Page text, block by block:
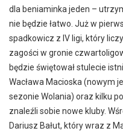
dla beniaminka jeden –
nie będzie łatwo. Już w
spadkowicz z IV ligi, który
zagości w gronie
będzie świętował stulecie
Wacława Macioska (nowym
sezonie Wolania) oraz kilku
znaleźli sobie nowe kluby.
Dariusz Bałut, który wraz z